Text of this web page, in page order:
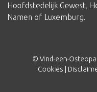
Hoofdstedelijk Gewest,
Namen of Luxemburg.
© Vind-een-
Cookies